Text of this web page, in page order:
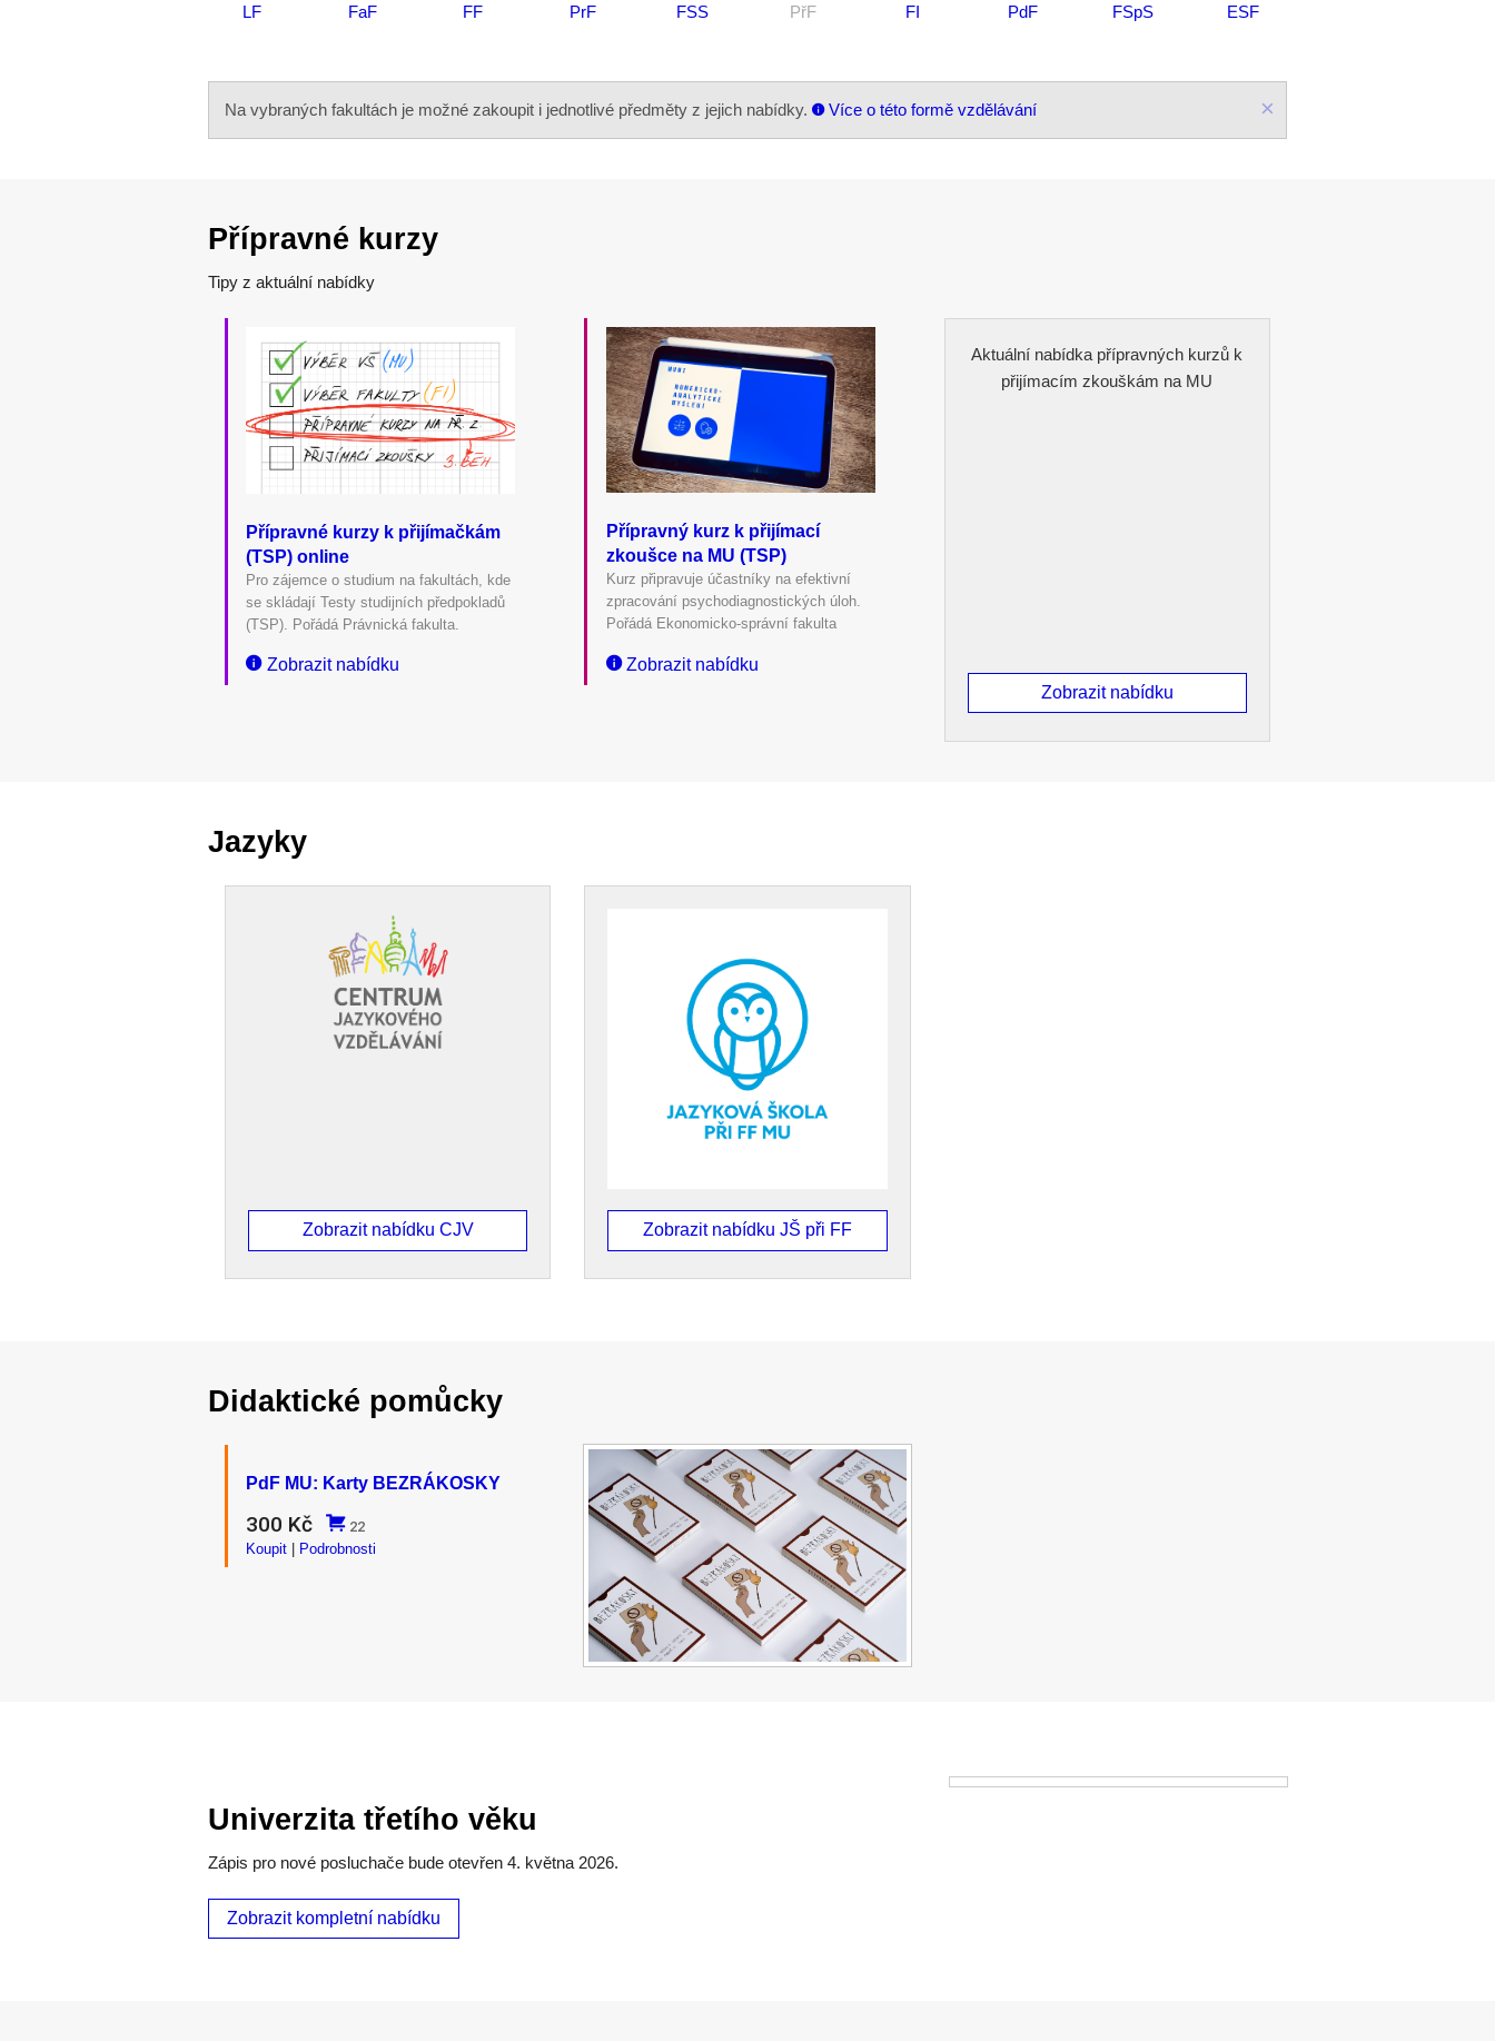
LF FaF FF PrF FSS PřF FI PdF FSpS ESF
Na vybraných fakultách je možné zakoupit i jednotlivé předměty z jejich nabídky. Více o této formě vzdělávání ×
Přípravné kurzy
Tipy z aktuální nabídky
Přípravné kurzy k přijímačkám
(TSP) online
Pro zájemce o studium na fakultách, kde
se skládají Testy studijních předpokladů
(TSP). Pořádá Právnická fakulta.
Zobrazit nabídku
Přípravný kurz k přijímací
zkoušce na MU (TSP)
Kurz připravuje účastníky na efektivní
zpracování psychodiagnostických úloh.
Pořádá Ekonomicko-správní fakulta
Zobrazit nabídku
Aktuální nabídka přípravných kurzů k
přijímacím zkouškám na MU
Zobrazit nabídku
Jazyky
Zobrazit nabídku CJV Zobrazit nabídku JŠ při FF
Didaktické pomůcky
PdF MU: Karty BEZRÁKOSKY
300 Kč
22
Koupit
Podrobnosti
Univerzita třetího věku
Zápis pro nové posluchače bude otevřen 4. května 2026.
Zobrazit kompletní nabídku